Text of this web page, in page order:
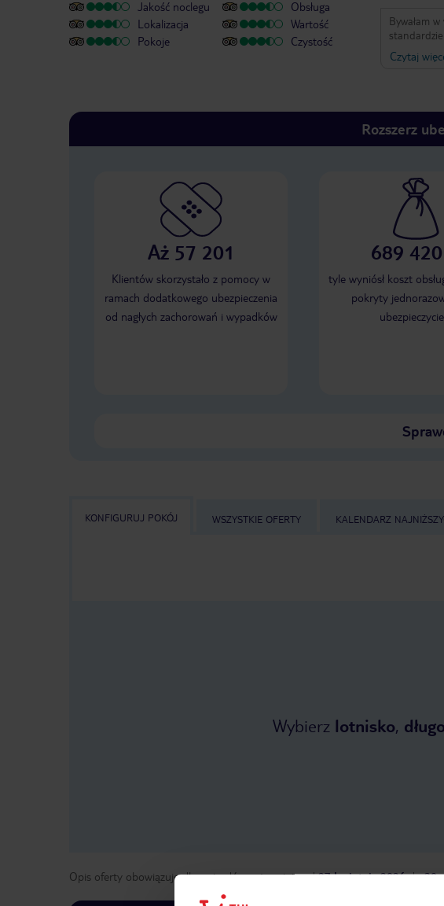
Jakość noclegu
Lokalizacja
Pokoje
Obsługa
Wartość
Czystość
Bywałam
standardzie
wakacje.
bardzo
zawsze
Polecam
Czytaj
Rozszerz
Aż 57 201
Klientów skorzystało z pomocy w
ramach dodatkowego ubezpieczenia
od nagłych zachorowań i wypadków
689 420
tyle wyniósł koszt
pokryty
KONFIGURUJ POKÓJ WSZYSTKIE OFERTY KALENDARZ
Wybierz lotnisko,
Opis oferty obowiązuje dla wyjazdów w terminie od 27 kwietnia 2026do30